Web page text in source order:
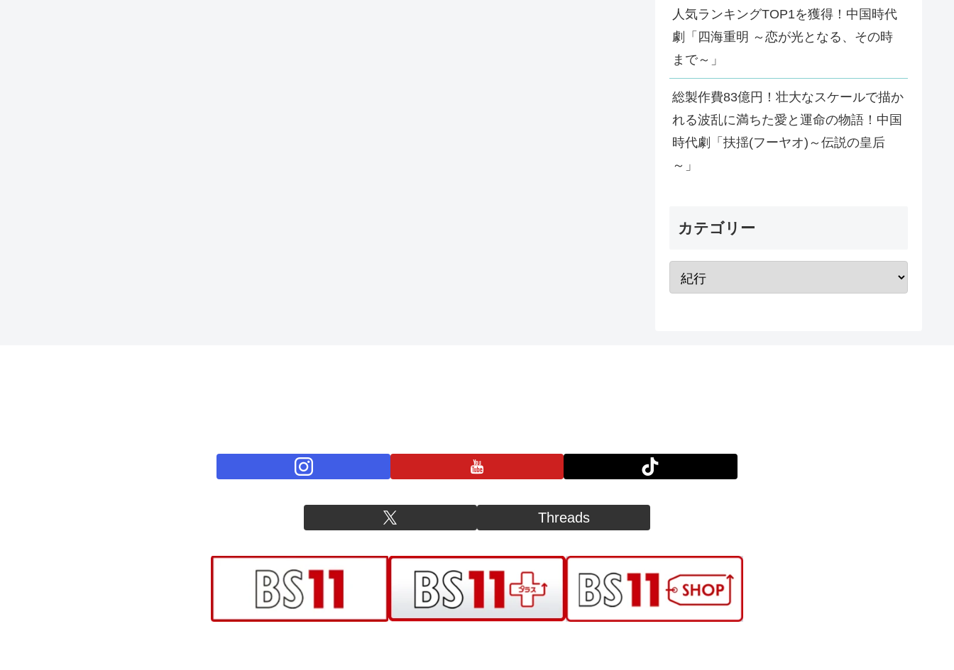
人気ランキングTOP1を獲得！中国時代
劇「四海重明 ～恋が光となる、その時
まで～」
総製作費83億円！壮大なスケールで描か
れる波乱に満ちた愛と運命の物語！中国
時代劇「扶揺(フーヤオ)～伝説の皇后
～」
カテゴリー
Threads